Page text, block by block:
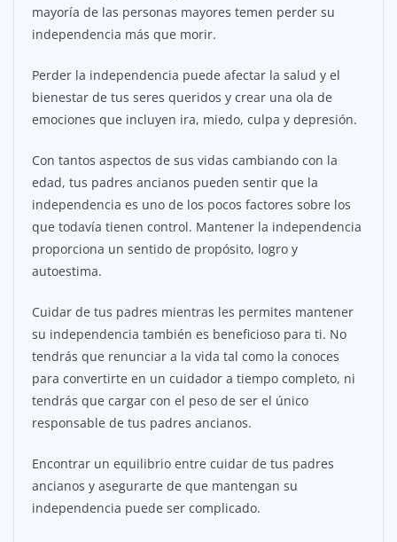
mayoría de las personas mayores temen perder su
independencia más que morir.
Perder la independencia puede afectar la salud y el
bienestar de tus seres queridos y crear una ola de
emociones que incluyen ira, miedo, culpa y depresión.
Con tantos aspectos de sus vidas cambiando con la
edad, tus padres ancianos pueden sentir que la
independencia es uno de los pocos factores sobre los
que todavía tienen control. Mantener la independencia
proporciona un sentido de propósito, logro y
autoestima.
Cuidar de tus padres mientras les permites mantener
su independencia también es beneficioso para ti. No
tendrás que renunciar a la vida tal como la conoces
para convertirte en un cuidador a tiempo completo, ni
tendrás que cargar con el peso de ser el único
responsable de tus padres ancianos.
Encontrar un equilibrio entre cuidar de tus padres
ancianos y asegurarte de que mantengan su
independencia puede ser complicado.